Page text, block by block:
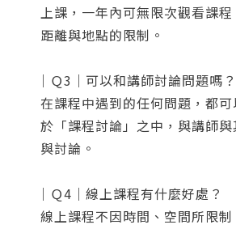
上課，一年內可無限次觀看課
距離與地點的限制。
｜Ｑ3｜可以和講師討論問題嗎？
在課程中遇到的任何問題，都
於「課程討論」之中，與講師
與討論。
｜Ｑ4｜線上課程有什麼好處？
線上課程不因時間、空間所限